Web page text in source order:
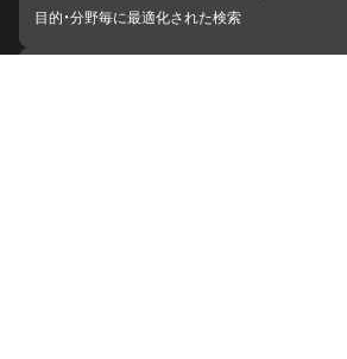
目的・分野毎に最適化された検索